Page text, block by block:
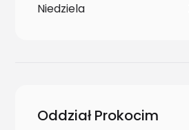
Niedziela
Oddział Prokocim